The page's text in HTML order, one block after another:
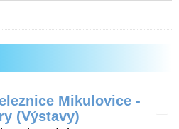
Mikulovice -
(Výstavy)